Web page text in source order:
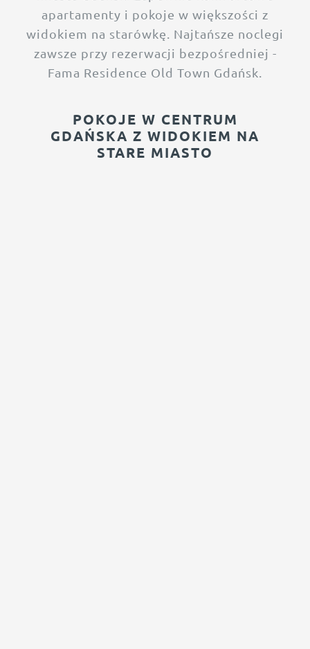
apartamenty i pokoje w większości z
widokiem na starówkę. Najtańsze noclegi
zawsze przy rezerwacji bezpośredniej -
Fama Residence Old Town Gdańsk.
POKOJE W CENTRUM
GDAŃSKA Z WIDOKIEM NA
STARE MIASTO